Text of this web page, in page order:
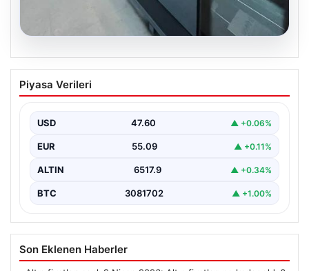
04.08.2026
Açık Alan Yaşam alanlarında Estetik ve
bahçe mutfağı Çözümleri
köşelerinden parçası durumuna ulaşmıştır. Bahçeyle
bütünleşik zaman…
Piyasa Verileri
USD 47.60 ▲ +0.06%
EUR 55.09 ▲ +0.11%
ALTIN 6517.9 ▲ +0.34%
BTC 3081702 ▲ +1.00%
Son Eklenen Haberler